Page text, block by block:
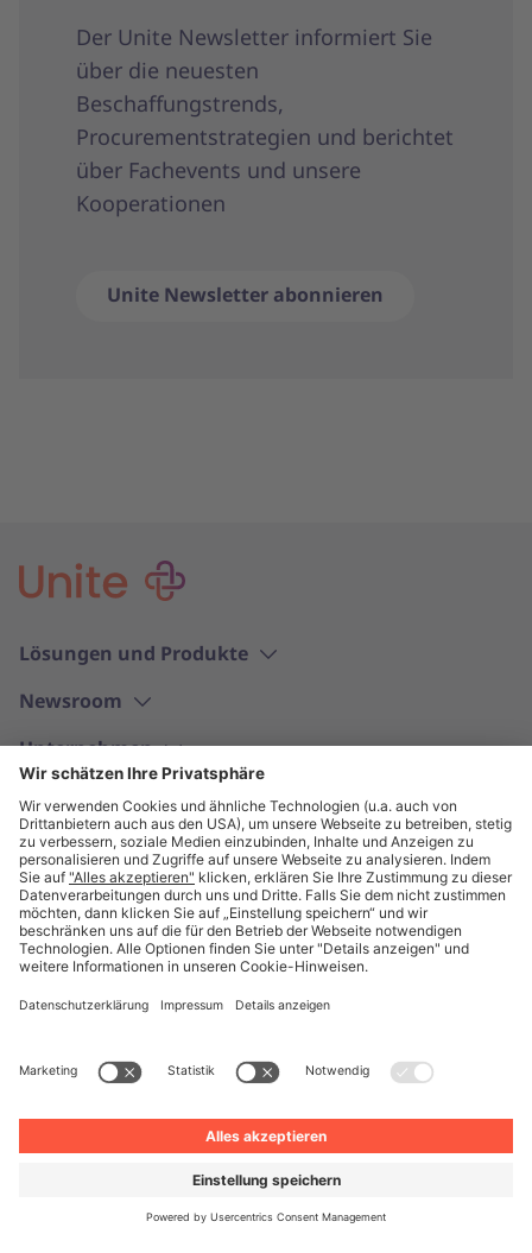
Der Unite Newsletter informiert Sie
über die neuesten
Beschaffungstrends,
Procurementstrategien und berichtet
über Fachevents und unsere
Kooperationen
Unite Newsletter abonnieren
Lösungen und Produkte
Newsroom
Unternehmen
Datenschutz
AGB
Deutsch